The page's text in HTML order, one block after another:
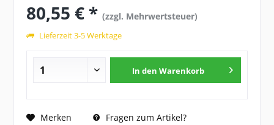
80,55 € *(zzgl. Mehrwertsteuer)
Lieferzeit 3-5 Werktage
In den Warenkorb
Merken Fragen zum Artikel?